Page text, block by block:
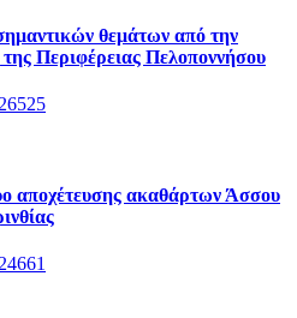
θεμάτων από την
Περιφέρειας Πελοποννήσου
26525
αποχέτευσης ακαθάρτων Άσσου
24661